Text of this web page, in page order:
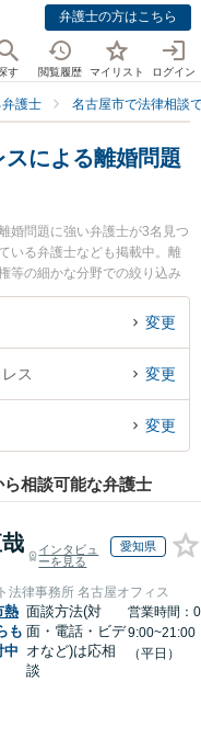
弁護士の方はこちら
す 閲覧履歴 マイリスト ログイン
護士 名古屋市で法律相談
による離婚問題
婚問題に強い弁護士が3名見つ
いる弁護士なども掲載中。離
等の細かな分野での絞り込み
法律事務所 金山駅前事務所の
所 金山駅前事務所の田村 淳
婚問題のトラブルを今すぐに
問題のトラブル解決の実績豊
でセックスレスによる離婚問
変更
ス 変更
変更
相談可能な弁護士
インタビュ
ーを見る
愛知県
法律事務所 名古屋オフィス
熱
も
中
面談方法(対
面・電話・ビデ
オなど)は応相
談
営業時間：0
9:00~21:00
（平日）